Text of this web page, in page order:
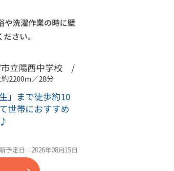
や洗濯作業の時に壁
さい。
立陽西中学校 /
2200m／28分
」まで徒歩約10
世帯におすすめ
予定日 : 2026年08月15日